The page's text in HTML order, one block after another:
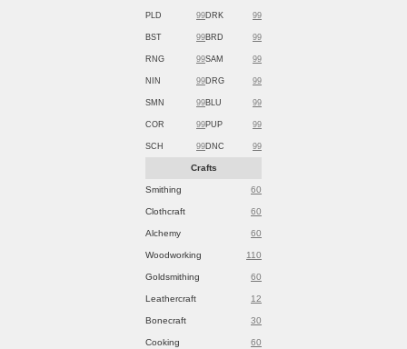
PLD 99DRK 99
BST 99BRD 99
RNG 99SAM 99
NIN 99DRG 99
SMN 99BLU 99
COR 99PUP 99
SCH 99DNC 99
Crafts
Smithing 60
Clothcraft 60
Alchemy 60
Woodworking 110
Goldsmithing 60
Leathercraft 12
Bonecraft 30
Cooking 60